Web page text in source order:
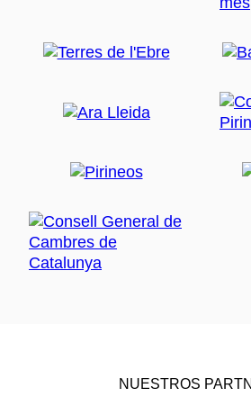
NUESTROS